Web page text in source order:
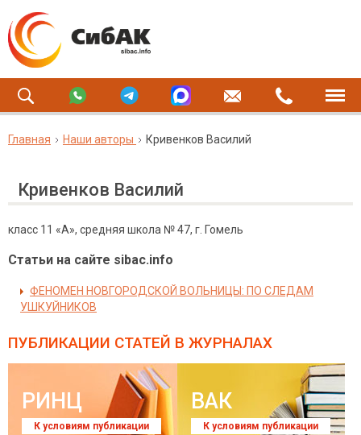
Главная Наши авторы Кривенков Василий
Кривенков Василий
класс 11 «А», средняя школа № 47, г. Гомель
Статьи на сайте sibac.info
ФЕНОМЕН НОВГОРОДСКОЙ ВОЛЬНИЦЫ: ПО СЛЕДАМ
УШКУЙНИКОВ
ПУБЛИКАЦИИ СТАТЕЙ В ЖУРНАЛАХ
РИНЦ
К условиям публикации
ВАК
К условиям публикации